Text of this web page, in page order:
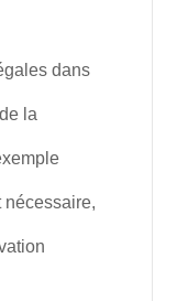
dans
la
nécessaire,